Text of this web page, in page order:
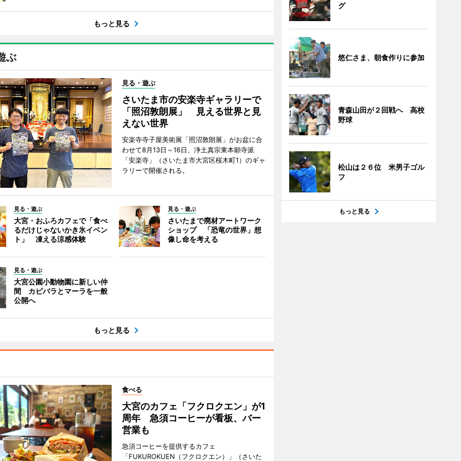
もっと見る
ぶ
見る・遊ぶ
さいたま市の安楽寺ギャラリーで
「照沼敦朗展」 見える世界と見
えない世界
安楽寺寺子屋美術展「照沼敦朗展」がお盆に合
わせて8月13日～16日、浄土真宗東本願寺派
「安楽寺」（さいたま市大宮区桜木町1）のギャ
ラリーで開催される。
見る・遊ぶ
大宮・おふろカフェで「食べ
るだけじゃないかき氷イベン
ト」 凍える涼感体験
見る・遊ぶ
さいたまで廃材アートワーク
ショップ 「恐竜の世界」想
像し命を考える
見る・遊ぶ
大宮公園小動物園に新しい仲
間 カピバラとマーラを一般
公開へ
もっと見る
食べる
大宮のカフェ「フクロクエン」が1
周年 急須コーヒーが看板、バー
営業も
急須コーヒーを提供するカフェ
「FUKUROKUEN（フクロクエン）」（さいた
グ
悠仁さま、朝食作りに参加
青森山田が２回戦へ 高校
野球
松山は２６位 米男子ゴル
フ
もっと見る